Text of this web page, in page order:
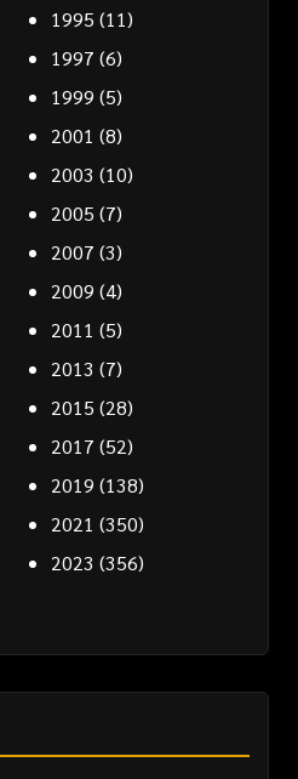
1995 (11)
1997 (6)
1999 (5)
2001 (8)
2003 (10)
2005 (7)
2007 (3)
2009 (4)
2011 (5)
2013 (7)
2015 (28)
2017 (52)
2019 (138)
2021 (350)
2023 (356)